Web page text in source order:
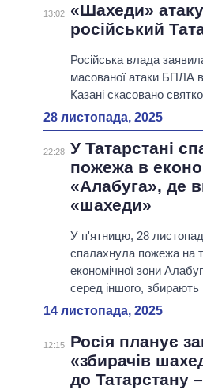
13:02
«Шахеди»
російський
Російська влада
масованої атаки БПЛА
Казані скасовано
28 листопада, 2025
22:28 У Татарстані
пожежа в
«Алабуга», де
«шахеди»
У п'ятницю, 28
спалахнула пожежа на
економічної зони
серед іншого,
14 листопада, 2025
12:15
Росія планує
«збирачів
до Татарстану